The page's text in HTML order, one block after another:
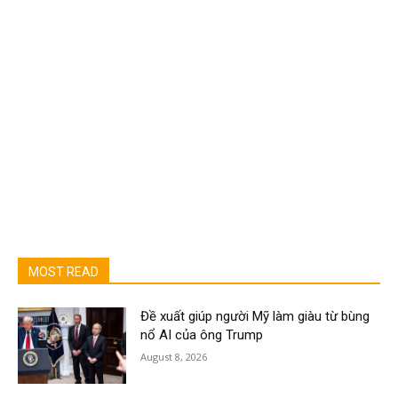
MOST READ
Đề xuất giúp người Mỹ làm giàu từ bùng
nổ AI của ông Trump
August 8, 2026